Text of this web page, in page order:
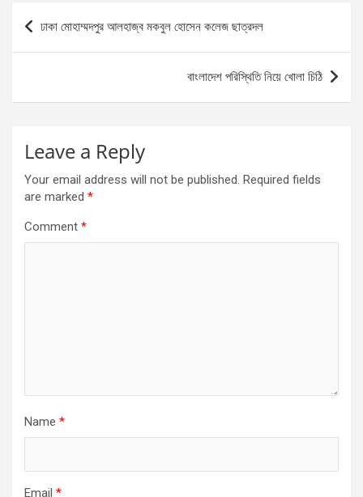
Post
navigation
ঢাকা মোহাম্মদপুর আলহাজ্ব মকবুল হোসেন কলেজ ছাত্রদল
বাংলাদেশ পরিস্থিতি নিয়ে খোলা চিঠি
Leave a Reply
Your email address will not be published. Required fields
are marked *
Comment *
Name *
Email *